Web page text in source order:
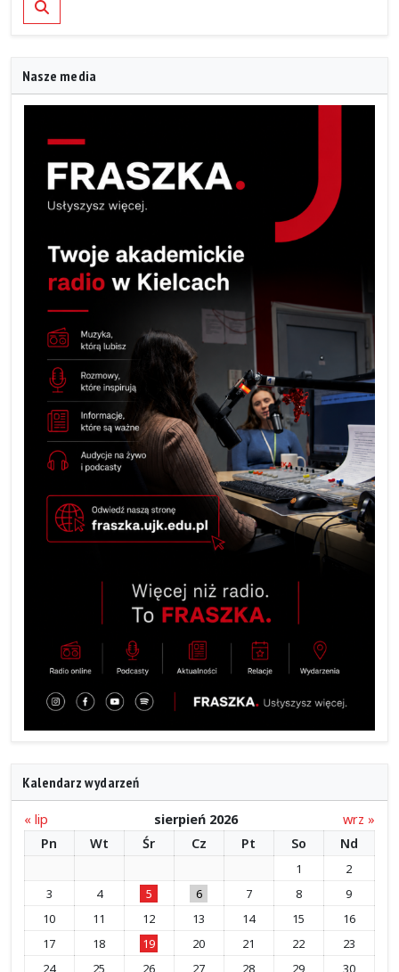
Nasze media
Kalendarz wydarzeń
« lip sierpień 2026
wrz »
Pn
Wt Śr Cz Pt So Nd
1
2
3
4 5 6 7 8
9
10
11 12 13 14 15
16
17
18 19 20 21 22
23
24
25 26 27 28 29
30